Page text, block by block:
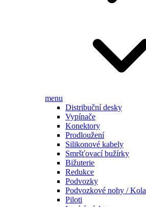
menu
Distribuční desky
Vypínače
Konektory
Prodloužení
Silikonové kabely
Smršťovací bužírky
Bižuterie
Redukce
Podvozky
Podvozkové nohy / Kola
Piloti